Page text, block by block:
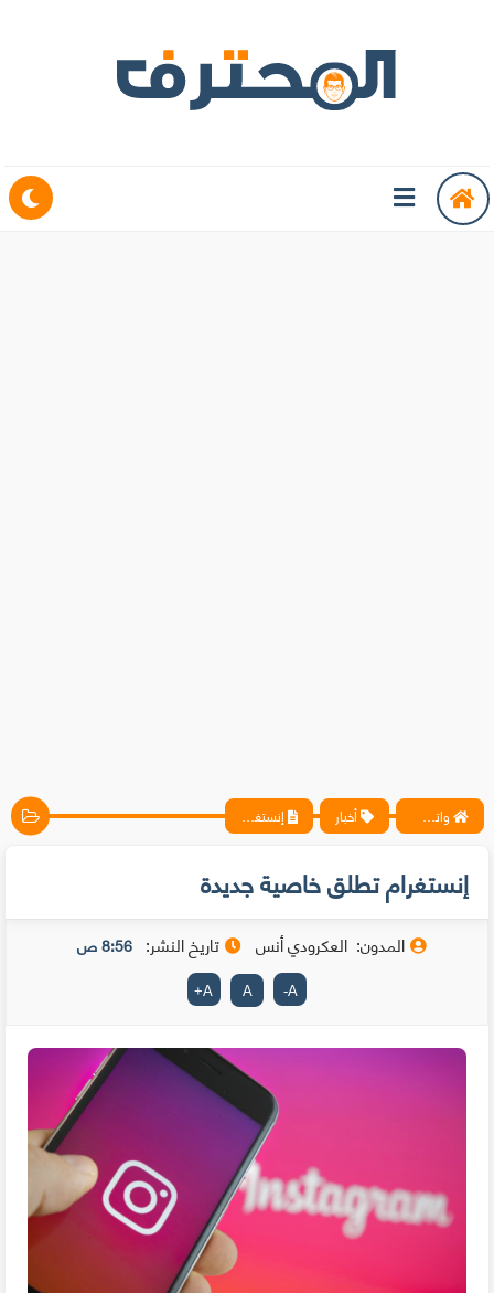
واتس آب ، فيسبوك ، أنترنت ، شروحات تقنية حصرية - المحترف أخبار إنستغرام تطلق خاصية جديدة
إنستغرام تطلق خاصية جديدة
المدون: العكرودي أنس تاريخ النشر: 8:56 ص
A
-
A
A
+